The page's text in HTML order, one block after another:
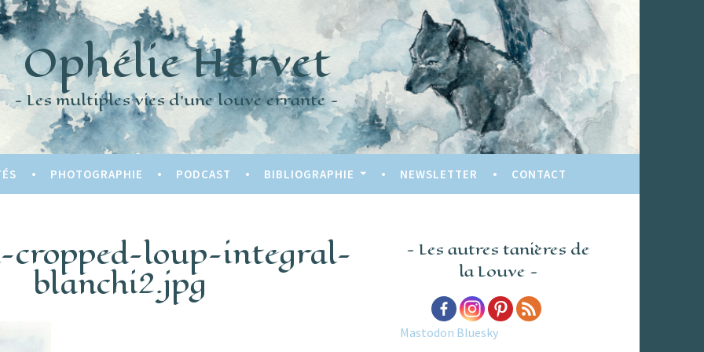
Ophélie Hervet
Les multiples vies d'une louve errante
PHOTOGRAPHIE PODCAST BIBLIOGRAPHIE NEWSLETTER CONTACT
cropped-loup-integral-
blanchi2.jpg
Les autres tanières de
la Louve
Mastodon Bluesky